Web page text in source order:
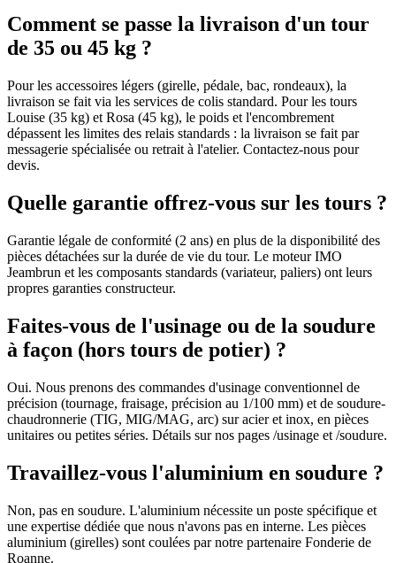
Comment se passe la livraison d'un tour
de 35 ou 45 kg ?
Pour les accessoires légers (girelle, pédale, bac, rondeaux), la
livraison se fait via les services de colis standard. Pour les tours
Louise (35 kg) et Rosa (45 kg), le poids et l'encombrement
dépassent les limites des relais standards : la livraison se fait par
messagerie spécialisée ou retrait à l'atelier. Contactez-nous pour
devis.
Quelle garantie offrez-vous sur les tours ?
Garantie légale de conformité (2 ans) en plus de la disponibilité des
pièces détachées sur la durée de vie du tour. Le moteur IMO
Jeambrun et les composants standards (variateur, paliers) ont leurs
propres garanties constructeur.
Faites-vous de l'usinage ou de la soudure
à façon (hors tours de potier) ?
Oui. Nous prenons des commandes d'usinage conventionnel de
précision (tournage, fraisage, précision au 1/100 mm) et de soudure-
chaudronnerie (TIG, MIG/MAG, arc) sur acier et inox, en pièces
unitaires ou petites séries. Détails sur nos pages /usinage et /soudure.
Travaillez-vous l'aluminium en soudure ?
Non, pas en soudure. L'aluminium nécessite un poste spécifique et
une expertise dédiée que nous n'avons pas en interne. Les pièces
aluminium (girelles) sont coulées par notre partenaire Fonderie de
Roanne.